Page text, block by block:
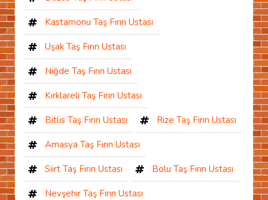
Kastamonu Taş Fırın Ustası
Uşak Taş Fırın Ustası
Niğde Taş Fırın Ustası
Kırklareli Taş Fırın Ustası
Bitlis Taş Fırın Ustası Rize Taş Fırın Ustası
Amasya Taş Fırın Ustası
Siirt Taş Fırın Ustası Bolu Taş Fırın Ustası
Nevşehir Taş Fırın Ustası